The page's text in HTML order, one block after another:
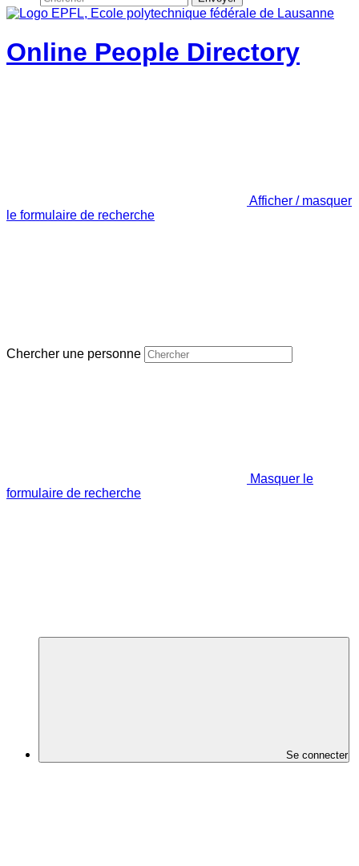
Online People Directory
Afficher / masquer
le formulaire de recherche
Chercher une personne
Masquer le
formulaire de recherche
Se connecter